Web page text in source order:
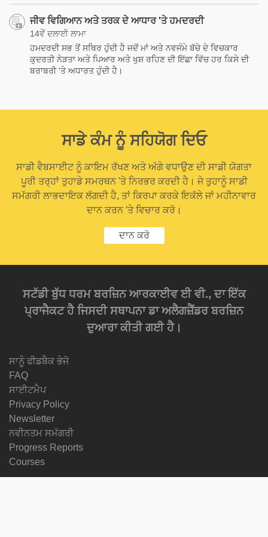
ਜੀਵ ਵਿਗਿਆਨ ਅਤੇ ਤਰਕ ਦੇ ਆਧਾਰ 'ਤੇ ਹਮਦਰਦੀ
14ਵੇਂ ਦਲਾਈ ਲਾਮਾ
ਹਮਦਰਦੀ ਸਭ ਤੋਂ ਸਥਿਰ ਹੁੰਦੀ ਹੈ ਜਦੋਂ ਮਾਂ ਅਤੇ ਨਵਜੰਮੇ ਬੱਚੇ ਦੇ ਵਿਚਕਾਰ
ਕੁਦਰਤੀ ਨੇੜਤਾ ਅਤੇ ਪਿਆਰ ਅਤੇ ਖੁਸ਼ ਰਹਿਣ ਦੀ ਇੱਛਾ ਵਿੱਚ ਹਰ ਕਿਸੇ ਦੀ
ਬਰਾਬਰੀ 'ਤੇ ਅਧਾਰਤ ਹੁੰਦੀ ਹੈ।
ਸਾਡੇ ਕੰਮ ਨੂੰ ਸਹਿਯੋਗ ਦਿਓ
ਸਾਡੀ ਵੈਬਸਾਈਟ ਨੂੰ ਕਾਇਮ ਰੱਖਣ ਅਤੇ ਅੱਗੇ ਵਧਾਉਣ ਦੀ ਸਾਡੀ ਯੋਗਤਾ
ਪੂਰੀ ਤਰ੍ਹਾਂ ਤੁਹਾਡੇ ਸਮਰਥਨ 'ਤੇ ਨਿਰਭਰ ਕਰਦੀ ਹੈ। ਜੇ ਤੁਹਾਨੂੰ ਸਾਡੀ
ਸਮੱਗਰੀ ਲਾਭਦਾਇਕ ਲੱਗਦੀ ਹੈ, ਤਾਂ ਕਿਰਪਾ ਕਰਕੇ ਇਕੱਲੇ ਜਾਂ ਮਹੀਨਾਵਾਰ
ਦਾਨ ਕਰਨ 'ਤੇ ਵਿਚਾਰ ਕਰੋ।
ਦਾਨ ਕਰੋ
ਸਟੱਡੀ ਬੁੱਧ ਧਰਮ ਬਰਜ਼ਿਨ ਆਰਕਾਈਵ ਈ ਵੀ., ਦਾ ਇੱਕ
ਪ੍ਰਾਜੈਕਟ ਹੈ ਜਿਸਦੀ ਸਥਾਪਨਾ ਡਾ ਅਲੈਗਜ਼ੈਂਡਰ ਬਰਜ਼ਿਨ
ਦੁਆਰਾ ਕੀਤੀ ਗਈ ਹੈ।
ਸਾਨੂੰ ਫੀਡਬੈਕ ਭੇਜੋ
FAQ
ਸਾਈਟਮੈਪ
Privacy Policy
Newsletter
ਨਵੀਨਤਮ ਸਮੱਗਰੀ
Progress Reports
Courses